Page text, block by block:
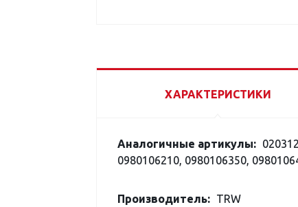
ХАРАКТЕРИСТИКИ
Аналогичные артикулы:
0980106210, 0980106350,
Производитель: TRW